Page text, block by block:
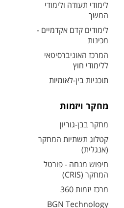
לימודי תעודה ולימודי
המשך
לימודים קדם אקדמיים -
מכינות
המרכז האוניברסיטאי
ללימודי חוץ
תוכניות בין-לאומיות
מחקר ויזמות
מחקר בבן-גוריון
קטלוג תשתיות המחקר
(אנגלית)
חיפוש מנחה - פורטל
המחקר (CRIS)
מרכז יזמות 360
BGN Technology